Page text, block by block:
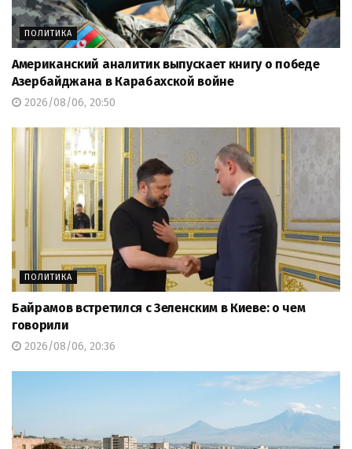
ПОЛИТИКА
Американский аналитик выпускает книгу о победе
Азербайджана в Карабахской войне
2026/08/06, 20:50
ПОЛИТИКА
Байрамов встретился с Зеленским в Киеве: о чем
говорили
2026/08/06, 20:36